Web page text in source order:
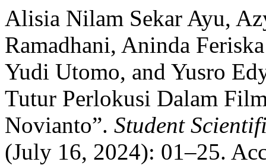
Alisia Nilam Sekar Ayu,
Ramadhani, Aninda
Yudi Utomo, and Yusro
Tutur Perlokusi Dalam
Novianto”. Student
(July 16, 2024): 01–25.